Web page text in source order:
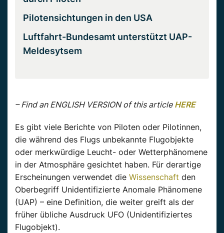
Pilotensichtungen in den USA
Luftfahrt-Bundesamt unterstützt UAP-
Meldesytsem
– Find an ENGLISH VERSION of this article HERE
Es gibt viele Berichte von Piloten oder Pilotinnen,
die während des Flugs unbekannte Flugobjekte
oder merkwürdige Leucht- oder Wetterphänomene
in der Atmosphäre gesichtet haben. Für derartige
Erscheinungen verwendet die Wissenschaft den
Oberbegriff Unidentifizierte Anomale Phänomene
(UAP) – eine Definition, die weiter greift als der
früher übliche Ausdruck UFO (Unidentifiziertes
Flugobjekt).